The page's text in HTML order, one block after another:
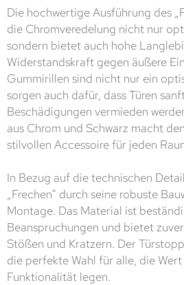
Die hochwertige Ausführung des
die Chromveredelung nicht nur
sondern bietet auch hohe
Widerstandskraft gegen äußere
Gummirillen sind nicht nur ein
sorgen auch dafür, dass Türen
Beschädigungen vermieden
aus Chrom und Schwarz macht
stilvollen Accessoire für jeden
In Bezug auf die technischen
„Frechen“ durch seine robuste
Montage. Das Material ist
Beanspruchungen und bietet
Stößen und Kratzern. Der
die perfekte Wahl für alle, die
Funktionalität legen.